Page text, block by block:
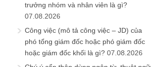
trưởng nhóm và nhân viên là gì?
07.08.2026
Công việc (mô tả công việc – JD) của
phó tổng giám đốc hoặc phó giám đốc
hoặc giám đốc khối là gì? 07.08.2026